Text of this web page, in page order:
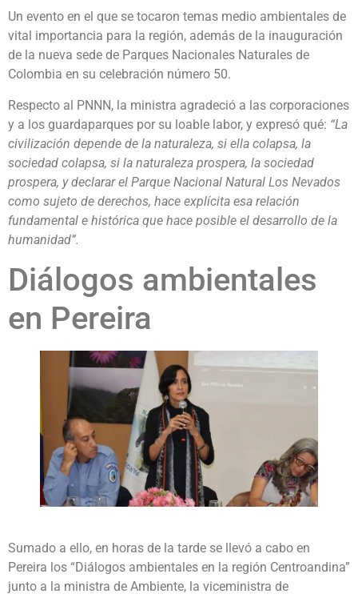
Un evento en el que se tocaron temas medio ambientales de
vital importancia para la región, además de la inauguración
de la nueva sede de Parques Nacionales Naturales de
Colombia en su celebración número 50.
Respecto al PNNN, la ministra agradeció a las corporaciones
y a los guardaparques por su loable labor, y expresó qué: “La
civilización depende de la naturaleza, si ella colapsa, la
sociedad colapsa, si la naturaleza prospera, la sociedad
prospera, y declarar el Parque Nacional Natural Los Nevados
como sujeto de derechos, hace explícita esa relación
fundamental e histórica que hace posible el desarrollo de la
humanidad”.
Diálogos ambientales
en Pereira
Sumado a ello, en horas de la tarde se llevó a cabo en
Pereira los “Diálogos ambientales en la región Centroandina”
junto a la ministra de Ambiente, la viceministra de